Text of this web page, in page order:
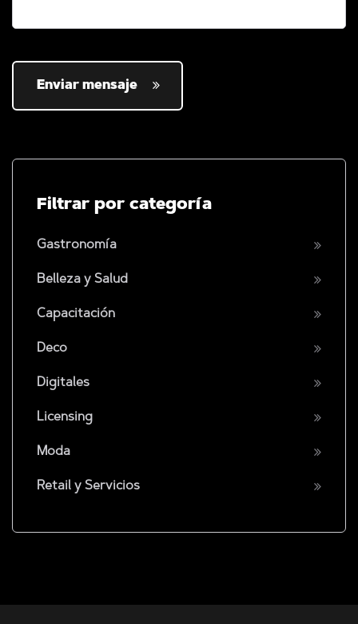
Enviar mensaje
Filtrar por categoría
Gastronomía
Belleza y Salud
Capacitación
Deco
Digitales
Licensing
Moda
Retail y Servicios